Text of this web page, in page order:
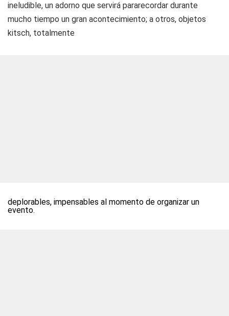
ineludible, un adorno que servirá pararecordar durante
mucho tiempo un gran acontecimiento; a otros, objetos
kitsch, totalmente
deplorables, impensables al momento de organizar un
evento.